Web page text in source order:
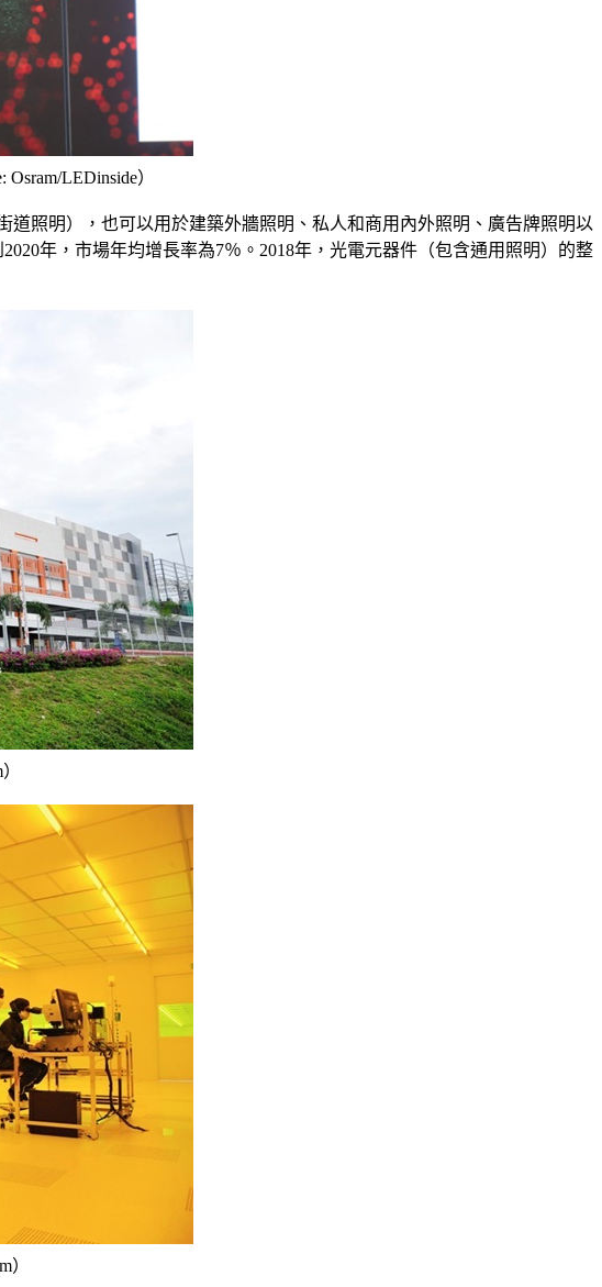
LEDinside）
照明），也可以用於建築外牆照明、私人和商用內外照明、廣告牌照明以
年，市場年均增長率為7％。2018年，光電元器件（包含通用照明）的整
）